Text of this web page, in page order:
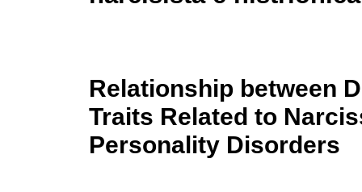
Relationship between
Traits Related to
Personality Disorders